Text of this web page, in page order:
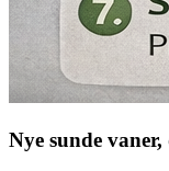
Nye sunde